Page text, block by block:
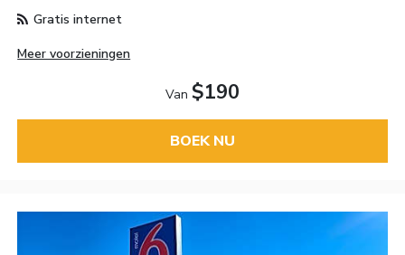
Gratis internet
Meer voorzieningen
Van $190
BOEK NU